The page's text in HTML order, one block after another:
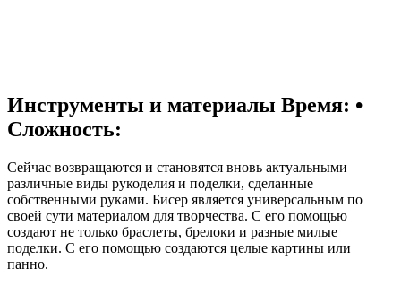
Инструменты и материалы Время: •
Сложность:
Сейчас возвращаются и становятся вновь актуальными
различные виды рукоделия и поделки, сделанные
собственными руками. Бисер является универсальным по
своей сути материалом для творчества. С его помощью
создают не только браслеты, брелоки и разные милые
поделки. С его помощью создаются целые картины или
панно.